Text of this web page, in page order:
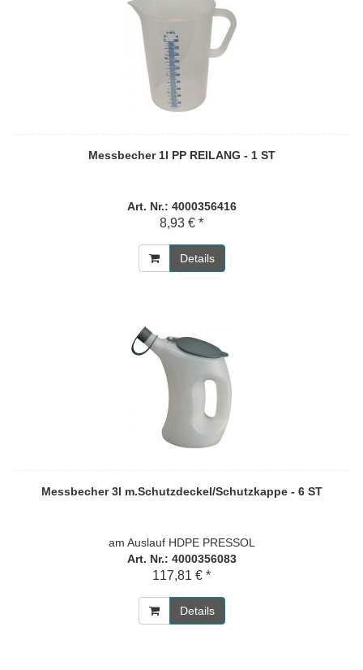
Messbecher 1l PP REILANG - 1 ST
Art. Nr.: 4000356416
8,93 € *
Details
Messbecher 3l m.Schutzdeckel/Schutzkappe - 6 ST
am Auslauf HDPE PRESSOL
Art. Nr.: 4000356083
117,81 € *
Details